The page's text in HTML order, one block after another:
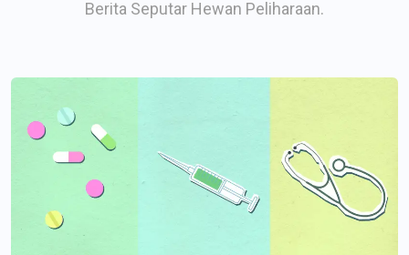
Berita Seputar Hewan Peliharaan.